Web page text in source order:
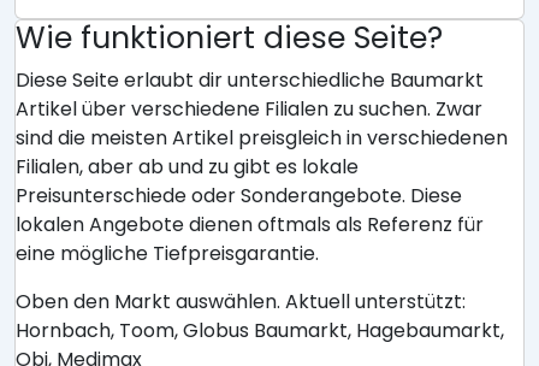
Wie funktioniert diese Seite?
Diese Seite erlaubt dir unterschiedliche Baumarkt
Artikel über verschiedene Filialen zu suchen. Zwar
sind die meisten Artikel preisgleich in verschiedenen
Filialen, aber ab und zu gibt es lokale
Preisunterschiede oder Sonderangebote. Diese
lokalen Angebote dienen oftmals als Referenz für
eine mögliche Tiefpreisgarantie.
Oben den Markt auswählen. Aktuell unterstützt:
Hornbach, Toom, Globus Baumarkt, Hagebaumarkt,
Obi, Medimax